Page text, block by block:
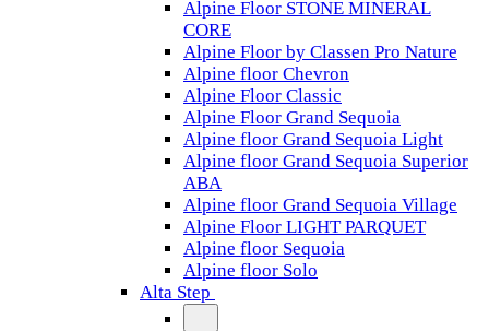
Alpine Floor STONE MINERAL
CORE
Alpine Floor by Classen Pro Nature
Alpine floor Chevron
Alpine Floor Classic
Alpine Floor Grand Sequoia
Alpine floor Grand Sequoia Light
Alpine floor Grand Sequoia Superior
ABA
Alpine floor Grand Sequoia Village
Alpine Floor LIGHT PARQUET
Alpine floor Sequoia
Alpine floor Solo
Alta Step